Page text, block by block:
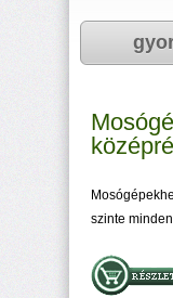
szinte